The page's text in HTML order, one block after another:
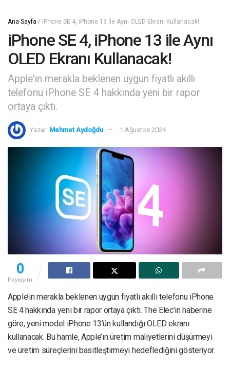
Ana Sayfa / iPhone SE 4, iPhone 13 ile Aynı OLED Ekranı Kullanacak!
iPhone SE 4, iPhone 13 ile Aynı
OLED Ekranı Kullanacak!
Apple'ın merakla beklenen uygun fiyatlı akıllı
telefonu iPhone SE 4 hakkında yeni bir rapor
ortaya çıktı.
Yazar: Mehmet Aydoğdu 1 Ağustos 2024
0
Paylaşım
Apple’ın merakla beklenen uygun fiyatlı akıllı telefonu iPhone
SE 4 hakkında yeni bir rapor ortaya çıktı. The Elec’in haberine
göre, yeni model iPhone 13’ün kullandığı OLED ekranı
kullanacak. Bu hamle, Apple’ın üretim maliyetlerini düşürmeyi
ve üretim süreçlerini basitleştirmeyi hedeflediğini gösteriyor.